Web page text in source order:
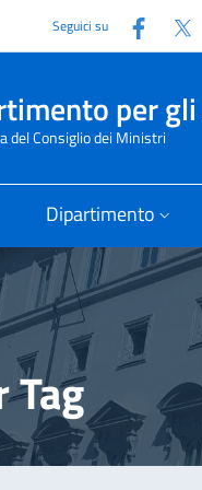
Seguici su
per
del Consiglio dei Ministri
Dipartimento
Tag